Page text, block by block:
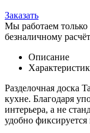
Заказать
Мы работаем
безналичному
Описание
Разделочная доска
кухне. Благодаря
интерьера, а не
удобно